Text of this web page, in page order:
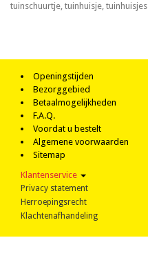
tuinschuurtje, tuinhuisje, tuinhuisjes
Openingstijden
Bezorggebied
Betaalmogelijkheden
F.A.Q.
Voordat u bestelt
Algemene voorwaarden
Sitemap
Klantenservice
Privacy statement
Herroepingsrecht
Klachtenafhandeling